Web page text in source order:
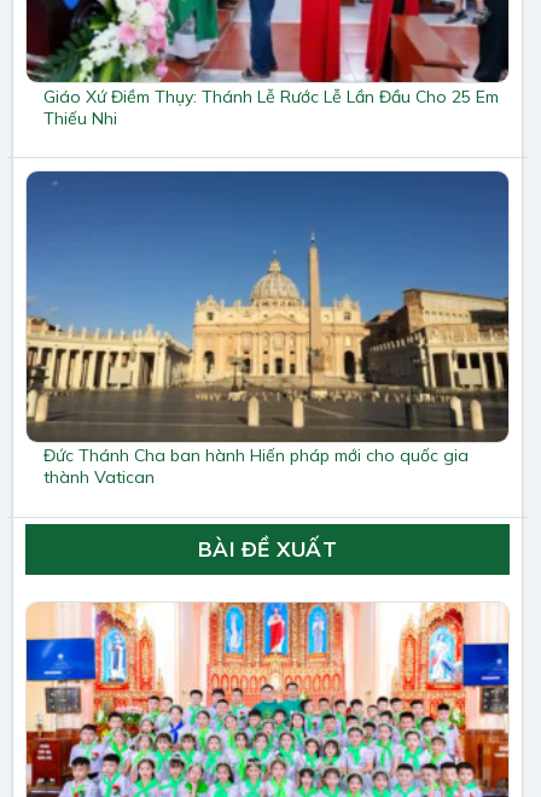
Giáo Xứ Điềm Thụy: Thánh Lễ Rước Lễ Lần Đầu Cho 25 Em
Thiếu Nhi
Đức Thánh Cha ban hành Hiến pháp mới cho quốc gia
thành Vatican
BÀI ĐỀ XUẤT